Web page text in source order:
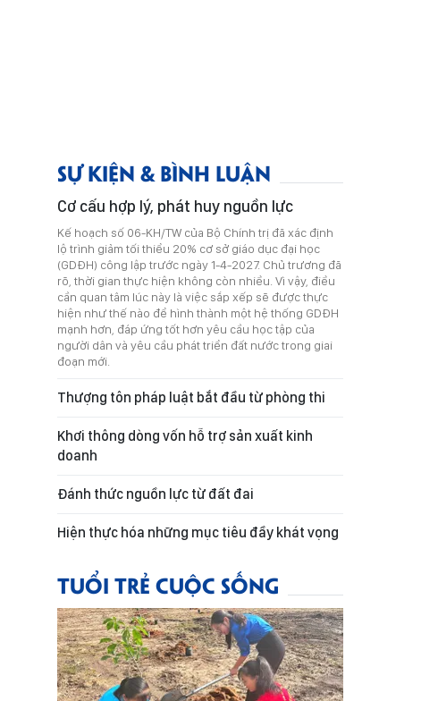
SỰ KIỆN & BÌNH LUẬN
Cơ cấu hợp lý, phát huy nguồn lực
Kế hoạch số 06-KH/TW của Bộ Chính trị đã xác định
lộ trình giảm tối thiểu 20% cơ sở giáo dục đại học
(GDĐH) công lập trước ngày 1-4-2027. Chủ trương đã
rõ, thời gian thực hiện không còn nhiều. Vì vậy, điều
cần quan tâm lúc này là việc sắp xếp sẽ được thực
hiện như thế nào để hình thành một hệ thống GDĐH
mạnh hơn, đáp ứng tốt hơn yêu cầu học tập của
người dân và yêu cầu phát triển đất nước trong giai
đoạn mới.
Thượng tôn pháp luật bắt đầu từ phòng thi
Khơi thông dòng vốn hỗ trợ sản xuất kinh
doanh
Đánh thức nguồn lực từ đất đai
Hiện thực hóa những mục tiêu đầy khát vọng
TUỔI TRẺ CUỘC SỐNG